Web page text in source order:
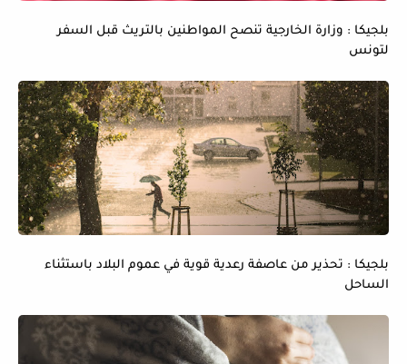
بلجيكا : وزارة الخارجية تنصح المواطنين بالتريث قبل السفر
لتونس
بلجيكا : تحذير من عاصفة رعدية قوية في عموم البلاد باستثناء
الساحل